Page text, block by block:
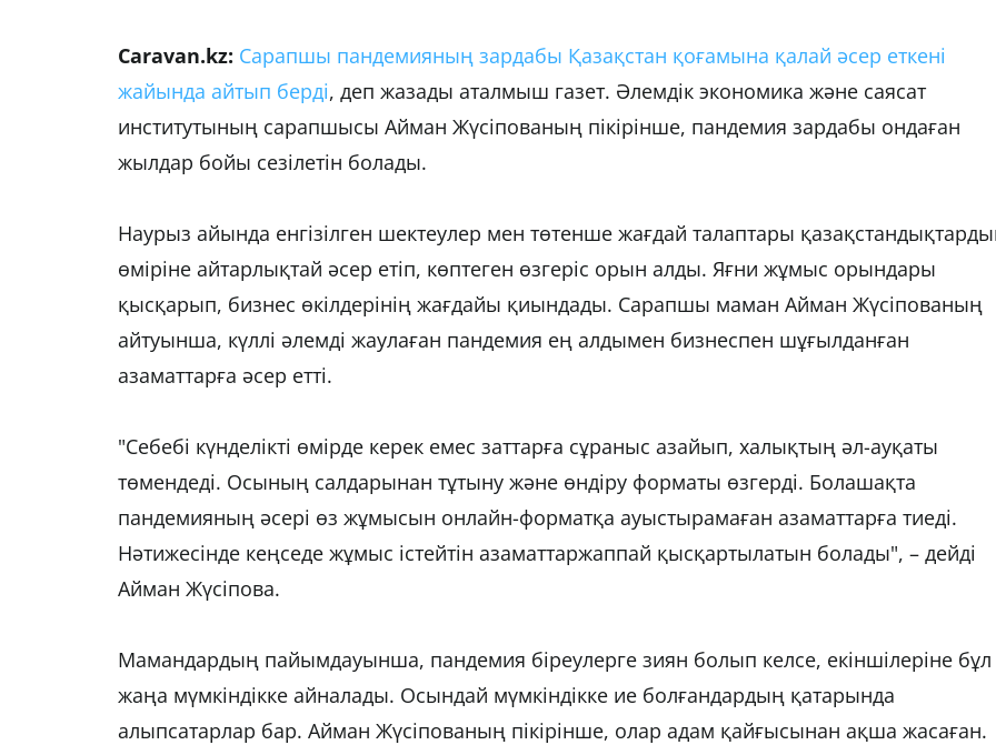
Caravan.kz: Сарапшы пандемияның зардабы Қазақстан қоғамына қалай әсер еткені
жайында айтып берді, деп жазады аталмыш газет. Әлемдік экономика және саясат
институтының сарапшысы Айман Жүсіпованың пікірінше, пандемия зардабы ондаған
жылдар бойы сезілетін болады.
Наурыз айында енгізілген шектеулер мен төтенше жағдай талаптары
өміріне айтарлықтай әсер етіп, көптеген өзгеріс орын алды. Яғни жұмыс орындары
қысқарып, бизнес өкілдерінің жағдайы қиындады. Сарапшы маман Айман Жүсіпованың
айтуынша, күллі әлемді жаулаған пандемия ең алдымен бизнеспен шұғылданған
азаматтарға әсер етті.
"Себебі күнделікті өмірде керек емес заттарға сұраныс азайып, халықтың әл-ауқаты
төмендеді. Осының салдарынан тұтыну және өндіру форматы өзгерді. Болашақта
пандемияның әсері өз жұмысын онлайн-форматқа ауыстырамаған азаматтарға тиеді.
Нәтижесінде кеңседе жұмыс істейтін азаматтаржаппай қысқартылатын болады", – дейді
Айман Жүсіпова.
Мамандардың пайымдауынша, пандемия біреулерге зиян болып келсе, екіншілеріне бұл
жаңа мүмкіндікке айналады. Осындай мүмкіндікке ие болғандардың қатарында
алыпсатарлар бар. Айман Жүсіпованың пікірінше, олар адам қайғысынан ақша жасаған.